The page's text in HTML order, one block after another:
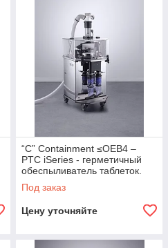
“C” Containment ≤OEB4 –
PTC iSeries - герметичный
обеспыливатель таблеток.
нержавеющая сталь
Под заказ
Цену уточняйте